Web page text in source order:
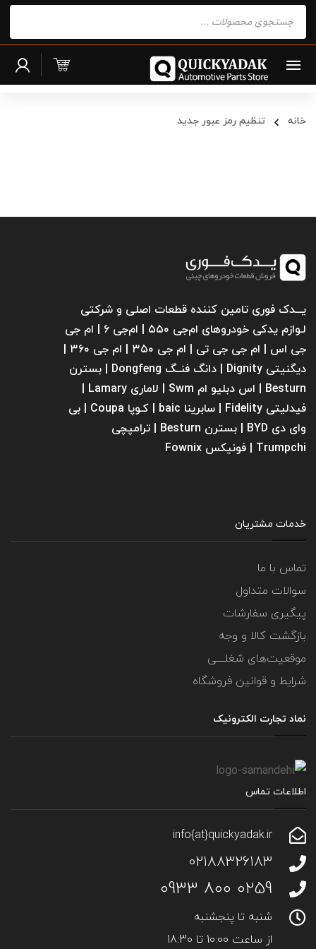
search
خانه تنظیم رمز عبور جدید
یـــدک فوری تامین کننده قطعات اصلی و شرکتی
لـوازم یدکی خودروهای ام‌جی ۵۵۰ | ام‌جی ۶ | ام جی
جی اس | ام جی جی تی | ام‌ جی ۳۵۰ | ام جی ۳۶۰ |
دیگنیتی Dignity | دانگ فنــگ Dongfeng | بسترن
Besturn | اس دبلیو ام Swm | لاماری Lamary |
فیدلیتی Fidelity | سابرینا ‌baic | کـوپا Coupa | بی
وای دی BYD | بسترن Besturn | ترامپچی
Trumpchi | فونیکس Fownix
خدمات مشتریان
تماس با ما
سوالات متداول
پیگیری سفارشات
بازگشت کالا و وجه
موقعیت‌های شغلــــی
شرایط و قوانین فروشگاه
نماد تجارت الکترونیک
اطلاعات تماس
info{at}quickyadak.ir
02188326183
0259 800 0933
شنبه تا پنجشنبه
از ساعت 10:00 تا 18:30